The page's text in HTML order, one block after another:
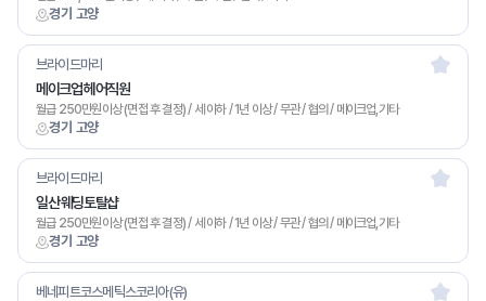
경기 고양
경기 고양
브라이드마리
메이크업 헤어직원
월급 250만원이상 (면접 후 결정) / 세 이하 / 1년 이상 / 무관 / 협의 / 메이크업,기타
경기 고양
브라이드마리
일산 웨딩토탈샵
월급 250만원이상 (면접 후 결정) / 세 이하 / 1년 이상 / 무관 / 협의 / 메이크업,기타
베네피트코스메틱스코리아(유)